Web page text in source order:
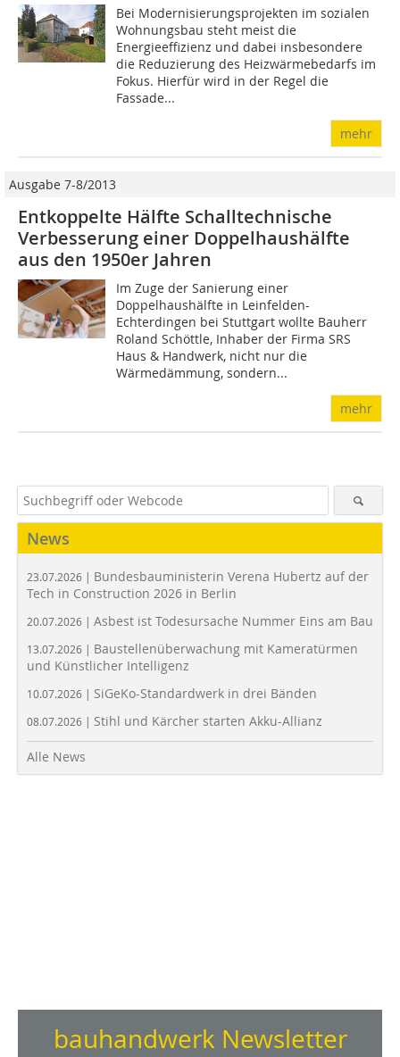
Bei Modernisierungsprojekten im sozialen
Wohnungsbau steht meist die
Energieeffizienz und dabei insbesondere
die Reduzierung des Heizwärmebedarfs im
Fokus. Hierfür wird in der Regel die
Fassade...
mehr
Ausgabe 7-8/2013
Entkoppelte Hälfte Schalltechnische
Verbesserung einer Doppelhaushälfte
aus den 1950er Jahren
Im Zuge der Sanierung einer
Doppelhaushälfte in Leinfelden-
Echterdingen bei Stuttgart wollte Bauherr
Roland Schöttle, Inhaber der Firma SRS
Haus & Handwerk, nicht nur die
Wärmedämmung, sondern...
mehr
News
23.07.2026 | Bundesbauministerin Verena Hubertz auf der
Tech in Construction 2026 in Berlin
20.07.2026 | Asbest ist Todesursache Nummer Eins am Bau
13.07.2026 | Baustellenüberwachung mit Kameratürmen
und Künstlicher Intelligenz
10.07.2026 | SiGeKo-Standardwerk in drei Bänden
08.07.2026 | Stihl und Kärcher starten Akku-Allianz
Alle News
bauhandwerk Newsletter